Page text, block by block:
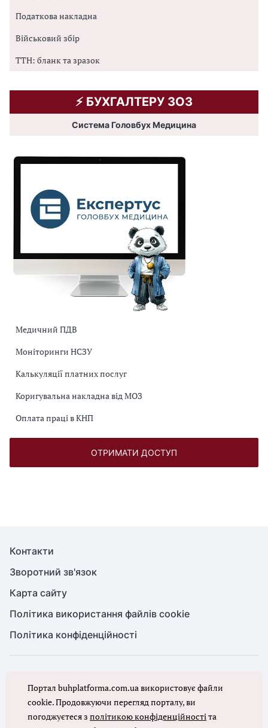
Податкова накладна
Військовий збір
ТТН: бланк та зразок
⚡️ БУХГАЛТЕРУ ЗОЗ
Система Головбух Медицина
Медичний ПДВ
Моніторинги НСЗУ
Калькуляції платних послуг
Коригувальна накладна від МОЗ
Оплата праці в КНП
ОТРИМАТИ ДОСТУП
Контакти
Зворотний зв'язок
Карта сайту
Політика використання файлів cookie
Політика конфіденційності
Повне або часткове копіювання будь-яких матеріалів сайту,
цитування, публікація їх анотованих оглядів допускаються лише з
письмового дозволу редакції сайту Головбух
Портал buhplatforma.com.ua використовує файли
cookie. Продовжуючи перегляд порталу, ви
погоджуєтеся зполітикою конфіденційностіта